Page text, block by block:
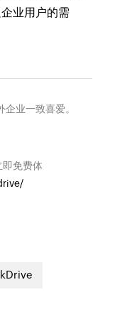
业用户的需
企业一致喜爱。
即免费体